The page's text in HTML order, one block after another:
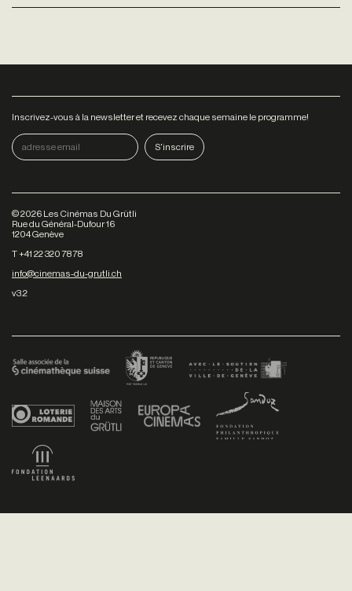
Inscrivez-vous à la newsletter et recevez chaque semaine le programme!
©2026 Les Cinémas Du Grütli
Rue du Général-Dufour 16
1204 Genève
T +41 22 320 78 78
info@cinemas-du-grutli.ch
v3.2